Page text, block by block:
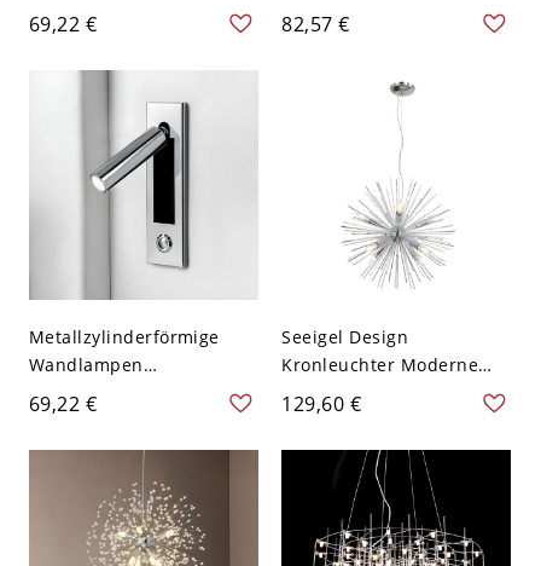
1 Licht für die
Wandmontage im
Wohnzimmer - 110V-120V
Chrom 15,24 cm
69,22 €
Zylinder-Metallschirm -
110V-120V Chrom
82,57 €
Metallzylinderförmige
Wandlampen
zeitgenössische 1-Licht
LED-Wandleuchte - 110V-
120V Chrom
69,22 €
Seeigel Design
Kronleuchter Moderne
Schlafraum Radial
Metallstäbe 12-Birne
Pendelleuchte - 110V-120V
Chrom 54,61 cm
129,60 €